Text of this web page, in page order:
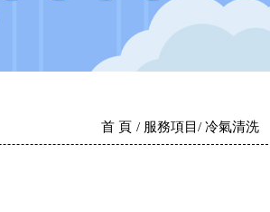
首 頁 服務項目 冷氣清洗